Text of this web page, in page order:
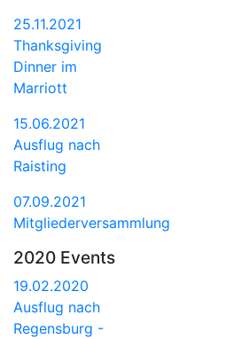
25.11.2021
Thanksgiving
Dinner im
Marriott
15.06.2021
Ausflug nach
Raisting
07.09.2021
Mitgliederversammlung
2020 Events
19.02.2020
Ausflug nach
Regensburg -